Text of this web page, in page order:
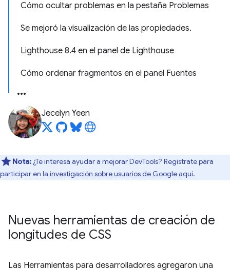
Cómo ocultar problemas en la pestaña Problemas
Se mejoró la visualización de las propiedades.
Lighthouse 8.4 en el panel de Lighthouse
Cómo ordenar fragmentos en el panel Fuentes
Jecelyn Yeen
Nota: ¿Te interesa ayudar a mejorar DevTools? Regístrate para
participar en la investigación sobre usuarios de Google aquí.
Nuevas herramientas de creación de
longitudes de CSS
Las Herramientas para desarrolladores agregaron una